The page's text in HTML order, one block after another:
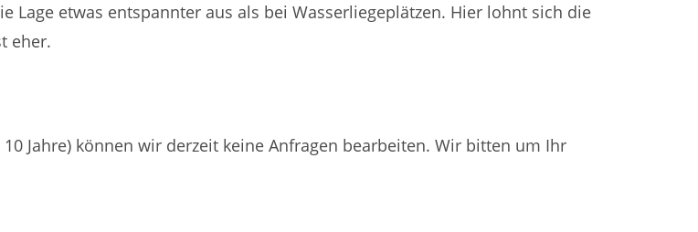
Lage etwas entspannter aus als bei Wasserliegeplätzen. Hier lohnt sich die
eher.
Jahre) können wir derzeit keine Anfragen bearbeiten. Wir bitten um Ihr